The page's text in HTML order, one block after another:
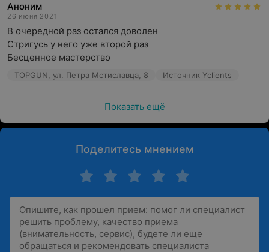
Аноним
26 июня 2021
В очередной раз остался доволен
Стригусь у него уже второй раз
Бесценное мастерство
TOPGUN, ул. Петра Мстиславца, 8 Источник Yclients
Показать ещё
Поделитесь мнением